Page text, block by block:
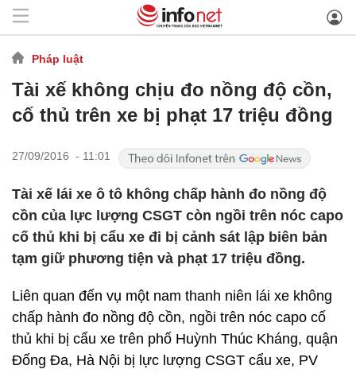
Pháp luật
Tài xế không chịu đo nồng độ cồn,
cố thủ trên xe bị phạt 17 triệu đồng
27/09/2016 - 11:01
Tài xế lái xe ô tô không chấp hành đo nồng độ
cồn của lực lượng CSGT còn ngồi trên nóc capo
cố thủ khi bị cẩu xe đi bị cảnh sát lập biên bản
tạm giữ phương tiện và phạt 17 triệu đồng.
Liên quan đến vụ một nam thanh niên lái xe không
chấp hành đo nồng độ cồn, ngồi trên nóc capo cố
thủ khi bị cẩu xe trên phố Huỳnh Thúc Kháng, quận
Đống Đa, Hà Nội bị lực lượng CSGT cẩu xe, PV